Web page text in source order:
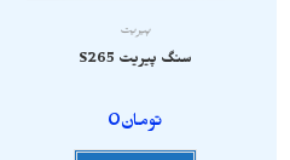
پیریت
سنگ پیریت S265
تومان0